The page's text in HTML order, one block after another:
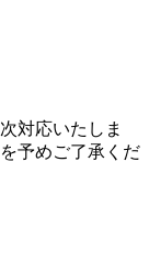
対応いたしま
予めご了承くだ